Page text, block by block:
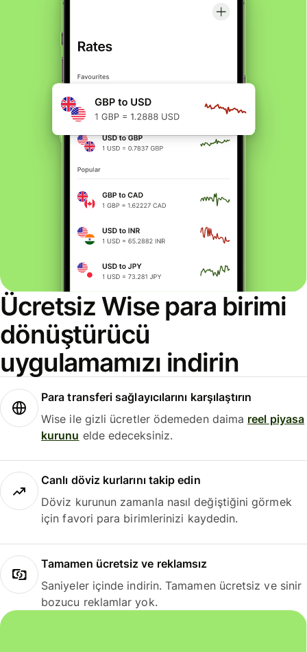
Ücretsiz Wise para birimi
dönüştürücü
uygulamamızı indirin
Para transferi sağlayıcılarını karşılaştırın
Wise ile gizli ücretler ödemeden daima reel piyasa
kurunu elde edeceksiniz.
Canlı döviz kurlarını takip edin
Döviz kurunun zamanla nasıl değiştiğini görmek
için favori para birimlerinizi kaydedin.
Tamamen ücretsiz ve reklamsız
Saniyeler içinde indirin. Tamamen ücretsiz ve sinir
bozucu reklamlar yok.